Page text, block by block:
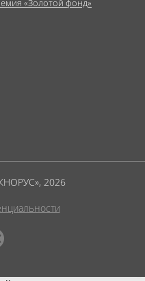
«Золотой фонд»
2026